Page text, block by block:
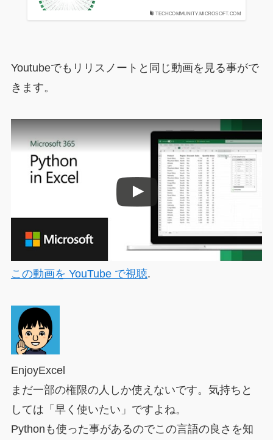
TECHCOMMUNITY.MICROSOFT.COM
Youtubeでもリリスノートと同じ動画を見る事がで
きます。
この動画を YouTube で視聴.
EnjoyExcel
まだ一部の権限の人しか使えないです。気持ちと
しては「早く使いたい」ですよね。
Pythonも使った事があるのでこの言語の良さを知